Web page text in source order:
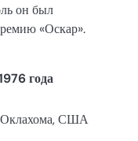
он был
«Оскар».
года
США